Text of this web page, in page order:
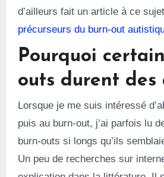
d’ailleurs fait un article à ce
précurseurs du burn-out
Pourquoi
outs durent des
Lorsque je me suis intéressé
puis au burn-out, j’ai parfois lu
burn-outs si longs qu’ils
Un peu de recherches sur